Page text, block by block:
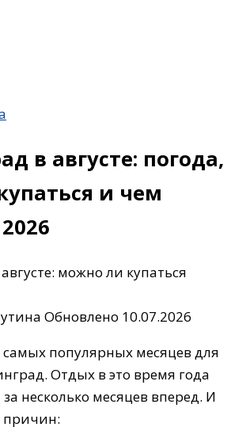
в августе: погода,
и чем
Обновлено 10.07.2026
популярных месяцев для
Отдых в это время года
несколько месяцев вперед. И
причин: